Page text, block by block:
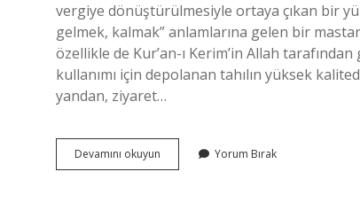
vergiye dönüştürülmesiyle ortaya çıkan bir
gelmek, kalmak” anlamlarına gelen bir
özellikle de Kur’an-ı Kerim’in Allah
kullanımı için depolanan tahılın yüksek
yandan, ziyaret…
Devamını okuyun
I
Yorum Bırak